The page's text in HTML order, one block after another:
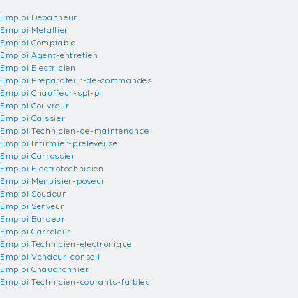
Emploi Depanneur
Emploi Metallier
Emploi Comptable
Emploi Agent-entretien
Emploi Electricien
Emploi Preparateur-de-commandes
Emploi Chauffeur-spl-pl
Emploi Couvreur
Emploi Caissier
Emploi Technicien-de-maintenance
Emploi Infirmier-preleveuse
Emploi Carrossier
Emploi Electrotechnicien
Emploi Menuisier-poseur
Emploi Soudeur
Emploi Serveur
Emploi Bardeur
Emploi Carreleur
Emploi Technicien-electronique
Emploi Vendeur-conseil
Emploi Chaudronnier
Emploi Technicien-courants-faibles